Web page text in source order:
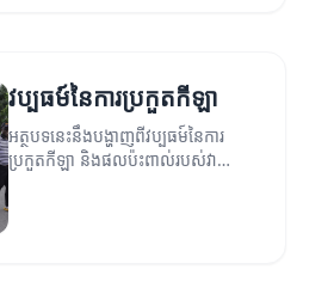
វប្បធម៍នៃការប្រកួតកីឡា
អត្ថបទនេះនឹងបង្ហាញពីវប្បធម៍នៃការ
ប្រកួតកីឡា និងផលប៉ះពាល់របស់វា